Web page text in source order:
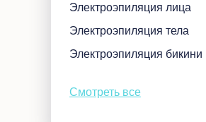
Электроэпиляция лица
Электроэпиляция тела
Электроэпиляция бикини
Смотреть все